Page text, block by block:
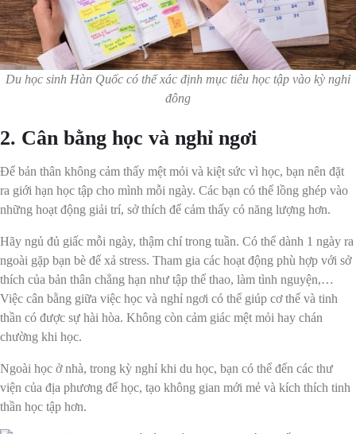
Du học sinh Hàn Quốc có thể xác định mục tiêu học tập vào kỳ nghỉ
đông
2. Cân bằng học và nghỉ ngơi
Để bản thân không cảm thấy mệt mỏi và kiệt sức vì học, bạn nên đặt
ra giới hạn học tập cho mình mỗi ngày. Các bạn có thể lồng ghép vào
những hoạt động giải trí, sở thích để cảm thấy có năng lượng hơn.
Hãy ngủ đủ giấc mỗi ngày, thậm chí trong tuần. Có thể dành 1 ngày ra
ngoài gặp bạn bè để xả stress. Tham gia các hoạt động phù hợp với sở
thích của bản thân chẳng hạn như tập thể thao, làm tình nguyện,…
Việc cân bằng giữa việc học và nghỉ ngơi có thể giúp cơ thể và tinh
thần có được sự hài hòa. Không còn cảm giác mệt mỏi hay chán
chường khi học.
Ngoài học ở nhà, trong kỳ nghỉ khi du học, bạn có thể đến các thư
viện của địa phương để học, tạo không gian mới mẻ và kích thích tinh
thần học tập hơn.